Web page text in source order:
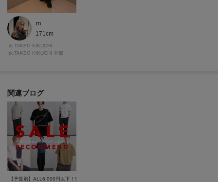
※照明の関係により、実際よりも色味が違って見える場合があります。ま
た、パソコン・スマートフォンなどの環境により、若干製品と画像のカラー
が異なる場合もございます。
m
171cm
tk.TAKEO KIKUCHI
tk.TAKEO KIKUCHI 本部
関連ブログ
【予算別】ALL6,000円以下！SALEで絶対買うべき「お値段以上」の名品リスト